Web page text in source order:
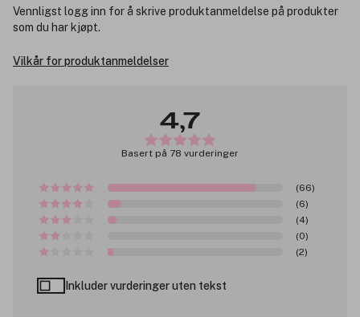
Vennligst logg inn for å skrive produktanmeldelse på produkter
som du har kjøpt.
Vilkår for produktanmeldelser
4,7
Basert på 78 vurderinger
(66)
(6)
(4)
(0)
(2)
Inkluder vurderinger uten tekst